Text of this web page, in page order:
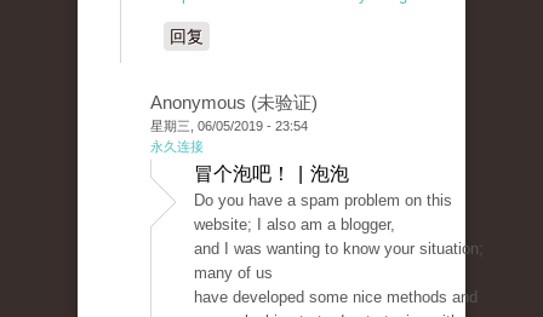
回复
Anonymous (未验证)
星期三, 06/05/2019 - 23:54
永久连接
冒个泡吧！ | 泡泡
Do you have a spam problem on this
website; I also am a blogger,
and I was wanting to know your situation;
many of us
have developed some nice methods and